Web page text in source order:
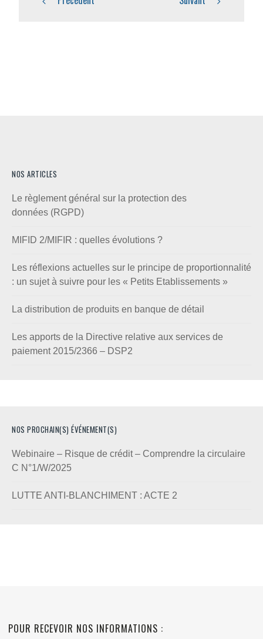
NOS ARTICLES
Le règlement général sur la protection des
données (RGPD)
MIFID 2/MIFIR : quelles évolutions ?
Les réflexions actuelles sur le principe de proportionnalité
: un sujet à suivre pour les « Petits Etablissements »
La distribution de produits en banque de détail
Les apports de la Directive relative aux services de
paiement 2015/2366 – DSP2
NOS PROCHAIN(S) ÉVÉNEMENT(S)
Webinaire – Risque de crédit – Comprendre la circulaire
C N°1/W/2025
LUTTE ANTI-BLANCHIMENT : ACTE 2
POUR RECEVOIR NOS INFORMATIONS :